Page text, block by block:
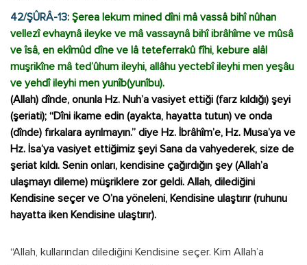
42/ŞÛRÂ-13: Şerea lekum mined dîni mâ vassâ bihî nûhan
vellezî evhaynâ ileyke ve mâ vassaynâ bihî ibrâhîme ve mûsâ
ve îsâ, en ekîmûd dîne ve lâ teteferrakû fîhi, kebure alâl
muşrikîne mâ ted’ûhum ileyhi, allâhu yectebî ileyhi men yeşâu
ve yehdî ileyhi men yunîb(yunîbu).
(Allah) dînde, onunla Hz. Nuh’a vasiyet ettiği (farz kıldığı) şeyi
(şeriati); “Dîni ikame edin (ayakta, hayatta tutun) ve onda
(dînde) fırkalara ayrılmayın.” diye Hz. İbrâhîm’e, Hz. Musa’ya ve
Hz. İsa’ya vasiyet ettiğimiz şeyi Sana da vahyederek, size de
şeriat kıldı. Senin onları, kendisine çağırdığın şey (Allah’a
ulaşmayı dileme) müşriklere zor geldi. Allah, dilediğini
Kendisine seçer ve O’na yöneleni, Kendisine ulaştırır (ruhunu
hayatta iken Kendisine ulaştırır).
“Allah, kullarından dilediğini Kendisine seçer. Kim Allah’a